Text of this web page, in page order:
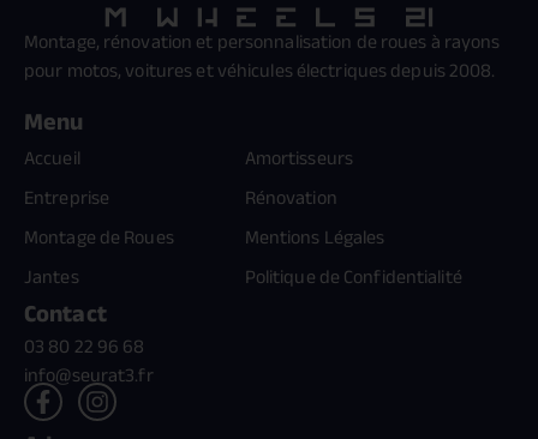
Montage, rénovation et personnalisation de roues à rayons
pour motos, voitures et véhicules électriques depuis 2008.
Menu
Accueil
Entreprise
Montage de Roues
Jantes
Amortisseurs
Rénovation
Mentions Légales
Politique de Confidentialité
Contact
03 80 22 96 68
info@seurat3.fr